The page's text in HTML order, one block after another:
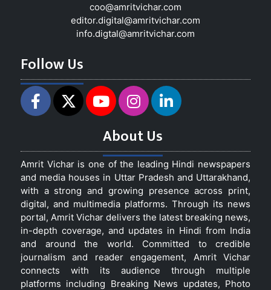
coo@amritvichar.com
editor.digital@amritvichar.com
info.digtal@amritvichar.com
Follow Us
About Us
Amrit Vichar is one of the leading Hindi newspapers
and media houses in Uttar Pradesh and Uttarakhand,
with a strong and growing presence across print,
digital, and multimedia platforms. Through its news
portal, Amrit Vichar delivers the latest breaking news,
in-depth coverage, and updates in Hindi from India
and around the world. Committed to credible
journalism and reader engagement, Amrit Vichar
connects with its audience through multiple
platforms including Breaking News updates, Photo